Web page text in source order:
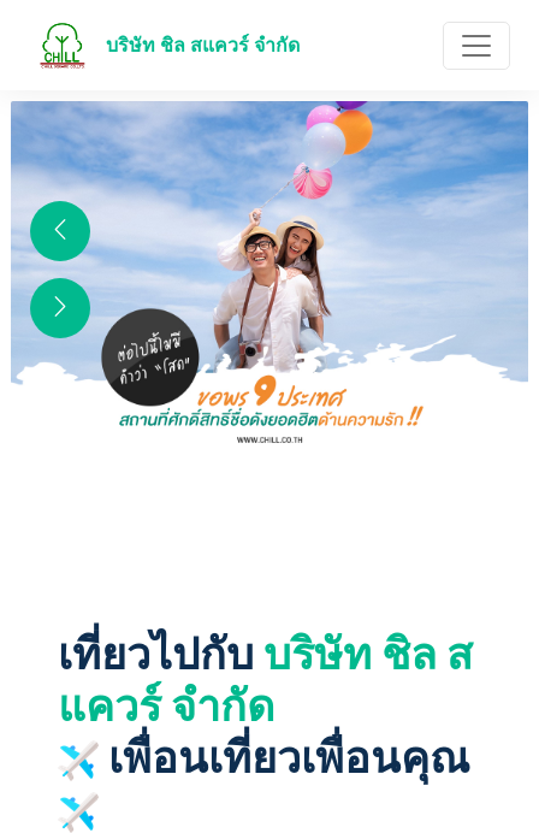
บริษัท ชิล สแควร์ จำกัด
เที่ยวไปกับ บริษัท ชิล ส
แควร์ จำกัด
เพื่อนเที่ยวเพื่อนคุณ